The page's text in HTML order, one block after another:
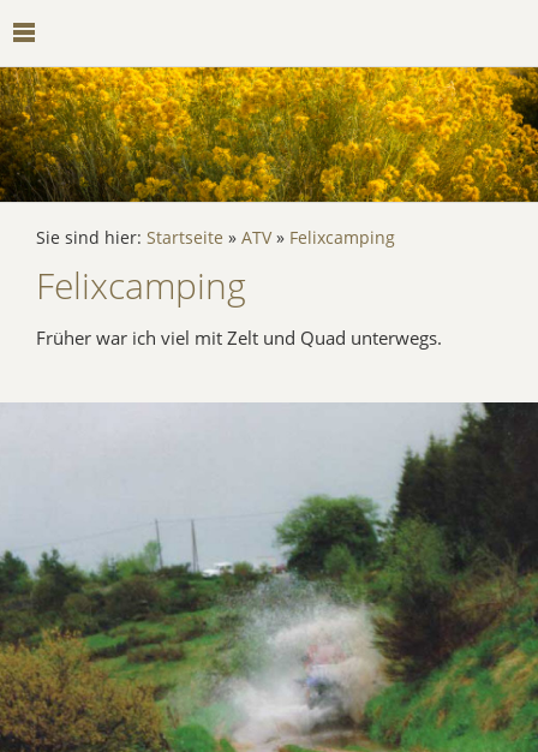
Sie sind hier: Startseite » ATV» Felixcamping
Felixcamping
Früher war ich viel mit Zelt und Quad unterwegs.